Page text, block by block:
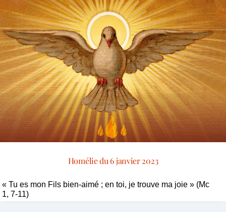
Homélie du 6 janvier 2023
« Tu es mon Fils bien-aimé ; en toi, je trouve ma joie » (Mc
1, 7-11)